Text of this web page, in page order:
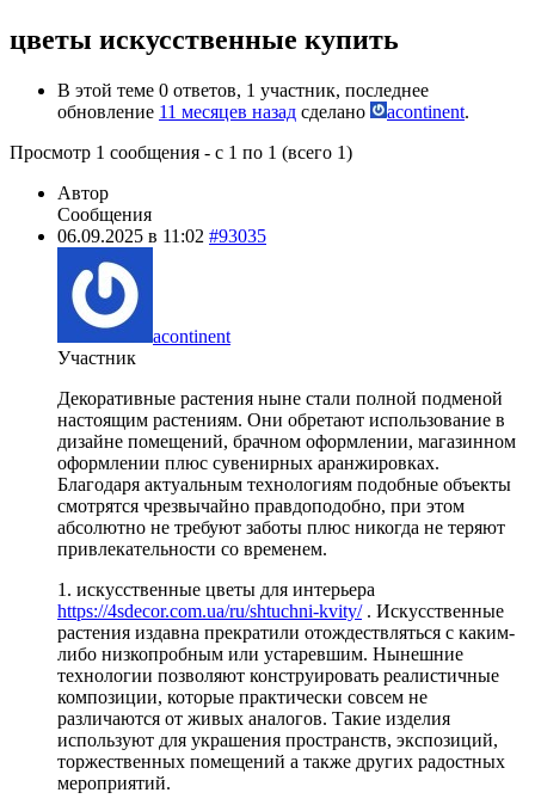
цветы искусственные купить
В этой теме 0 ответов, 1 участник, последнее
обновление 11 месяцев назад сделано acontinent.
Просмотр 1 сообщения - с 1 по 1 (всего 1)
Автор
Сообщения
06.09.2025 в 11:02 #93035
acontinent
Участник
Декоративные растения ныне стали полной подменой
настоящим растениям. Они обретают использование в
дизайне помещений, брачном оформлении, магазинном
оформлении плюс сувенирных аранжировках.
Благодаря актуальным технологиям подобные объекты
смотрятся чрезвычайно правдоподобно, при этом
абсолютно не требуют заботы плюс никогда не теряют
привлекательности со временем.
1. искусственные цветы для интерьера
https://4sdecor.com.ua/ru/shtuchni-kvity/. Искусственные
растения издавна прекратили отождествляться с каким-
либо низкопробным или устаревшим. Нынешние
технологии позволяют конструировать реалистичные
композиции, которые практически совсем не
различаются от живых аналогов. Такие изделия
используют для украшения пространств, экспозиций,
торжественных помещений а также других радостных
мероприятий.